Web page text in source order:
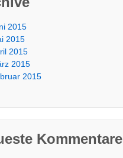
2015
2015
2015
2015
2015
Kommentare